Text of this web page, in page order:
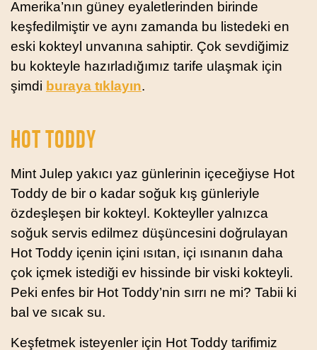
Amerika’nın güney eyaletlerinden birinde
keşfedilmiştir ve aynı zamanda bu listedeki en
eski kokteyl unvanına sahiptir. Çok sevdiğimiz
bu kokteyle hazırladığımız tarife ulaşmak için
şimdi buraya tıklayın.
HOT TODDY
Mint Julep yakıcı yaz günlerinin içeceğiyse Hot
Toddy de bir o kadar soğuk kış günleriyle
özdeşleşen bir kokteyl. Kokteyller yalnızca
soğuk servis edilmez düşüncesini doğrulayan
Hot Toddy içenin içini ısıtan, içi ısınanın daha
çok içmek istediği ev hissinde bir viski kokteyli.
Peki enfes bir Hot Toddy’nin sırrı ne mi? Tabii ki
bal ve sıcak su.
Keşfetmek isteyenler için Hot Toddy tarifimiz